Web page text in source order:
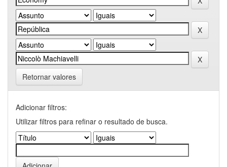
Retornar valores
Adicionar filtros:
Utilizar filtros para refinar o resultado de busca.